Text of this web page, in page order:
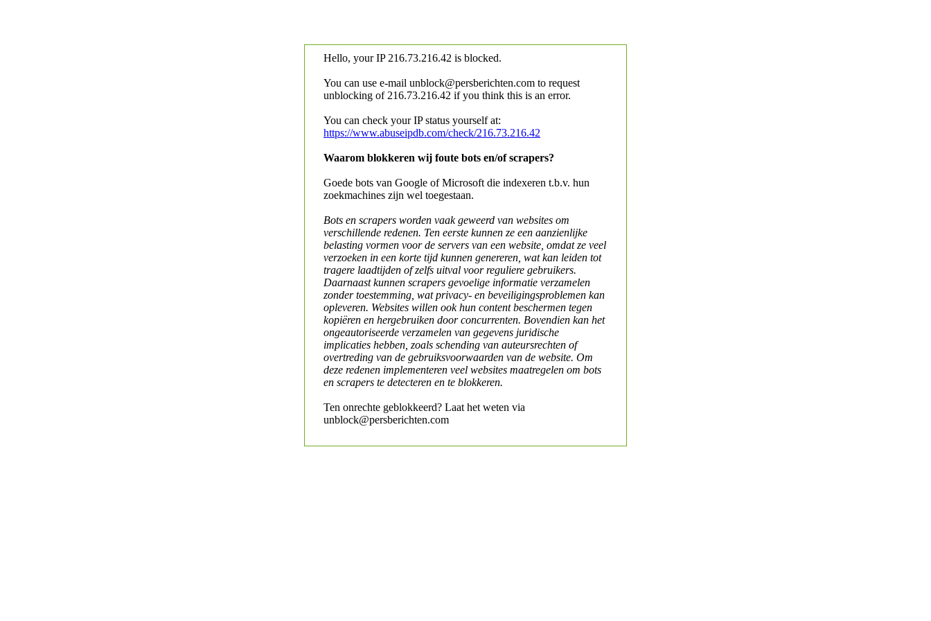
Hello, your IP 216.73.216.42 is blocked.
You can use e-mail unblock@persberichten.com to request
unblocking of 216.73.216.42 if you think this is an error.
You can check your IP status yourself at:
https://www.abuseipdb.com/check/216.73.216.42
Waarom blokkeren wij foute bots en/of scrapers?
Goede bots van Google of Microsoft die indexeren t.b.v. hun
zoekmachines zijn wel toegestaan.
Bots en scrapers worden vaak geweerd van websites om
verschillende redenen. Ten eerste kunnen ze een aanzienlijke
belasting vormen voor de servers van een website, omdat ze veel
verzoeken in een korte tijd kunnen genereren, wat kan leiden tot
tragere laadtijden of zelfs uitval voor reguliere gebruikers.
Daarnaast kunnen scrapers gevoelige informatie verzamelen
zonder toestemming, wat privacy- en beveiligingsproblemen kan
opleveren. Websites willen ook hun content beschermen tegen
kopiëren en hergebruiken door concurrenten. Bovendien kan het
ongeautoriseerde verzamelen van gegevens juridische
implicaties hebben, zoals schending van auteursrechten of
overtreding van de gebruiksvoorwaarden van de website. Om
deze redenen implementeren veel websites maatregelen om bots
en scrapers te detecteren en te blokkeren.
Ten onrechte geblokkeerd? Laat het weten via
unblock@persberichten.com